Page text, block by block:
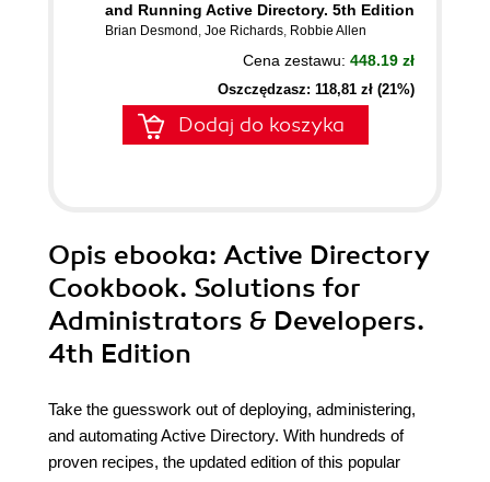
and Running Active Directory. 5th Edition
Brian Desmond , Joe Richards, Robbie Allen
Cena zestawu: 448.19 zł
Oszczędzasz: 118,81 zł (21%)
Dodaj do koszyka
Opis ebooka: Active Directory
Cookbook. Solutions for
Administrators & Developers.
4th Edition
Take the guesswork out of deploying, administering,
and automating Active Directory. With hundreds of
proven recipes, the updated edition of this popular